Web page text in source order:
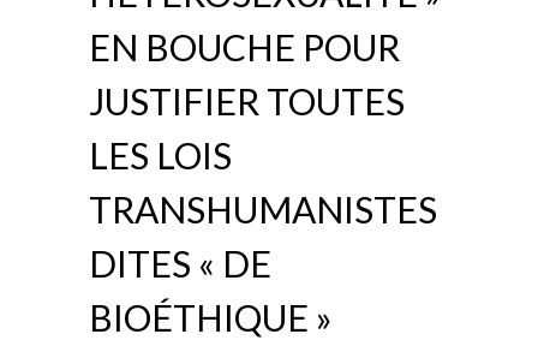
EN BOUCHE POUR
JUSTIFIER TOUTES
LES LOIS
TRANSHUMANISTES
DITES « DE
BIOÉTHIQUE »